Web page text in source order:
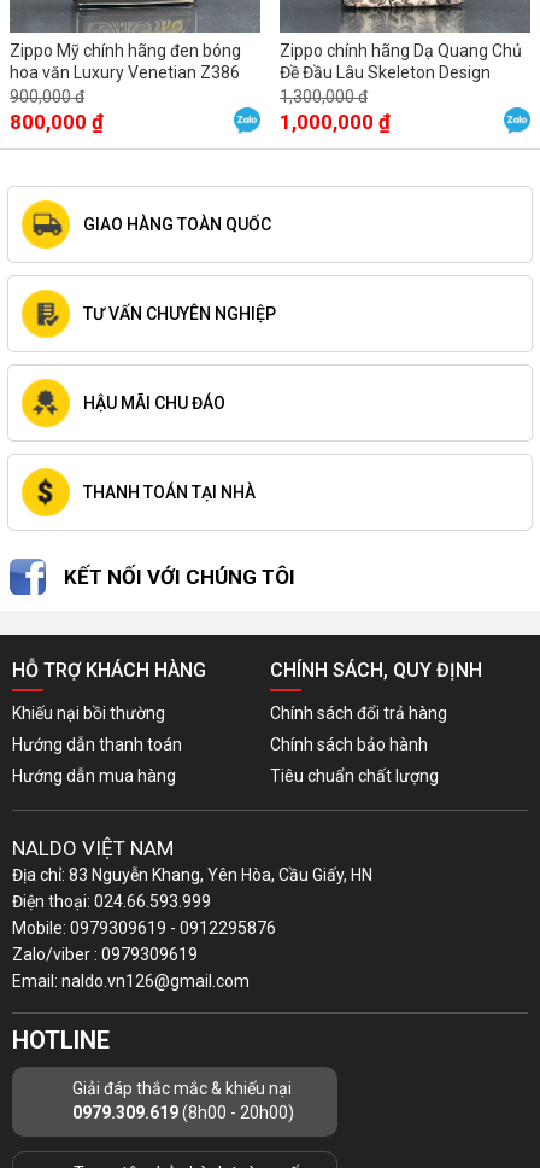
Zippo Mỹ chính hãng đen bóng
hoa văn Luxury Venetian Z386
900,000 đ
800,000 ₫
Zippo chính hãng Dạ Quang Chủ
Đề Đầu Lâu Skeleton Design
Z385
1,300,000 đ
1,000,000 ₫
GIAO HÀNG TOÀN QUỐC
TƯ VẤN CHUYÊN NGHIỆP
HẬU MÃI CHU ĐÁO
THANH TOÁN TẠI NHÀ
KẾT NỐI VỚI CHÚNG TÔI
HỖ TRỢ KHÁCH HÀNG
Khiếu nại bồi thường
Hướng dẫn thanh toán
Hướng dẫn mua hàng
CHÍNH SÁCH, QUY ĐỊNH
Chính sách đổi trả hàng
Chính sách bảo hành
Tiêu chuẩn chất lượng
NALDO VIỆT NAM
Địa chỉ: 83 Nguyễn Khang, Yên Hòa, Cầu Giấy, HN
Điện thoại: 024.66.593.999
Mobile: 0979309619 - 0912295876
Zalo/viber : 0979309619
Email: naldo.vn126@gmail.com
HOTLINE
Giải đáp thắc mắc & khiếu nại
0979.309.619(8h00 - 20h00)